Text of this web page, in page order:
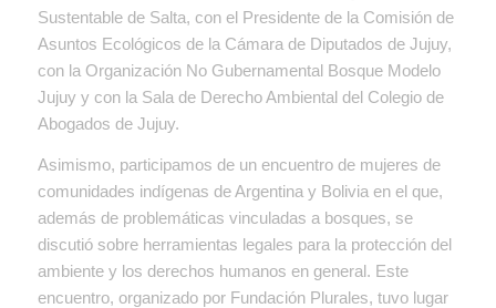
Sustentable de Salta, con el Presidente de la Comisión de
Asuntos Ecológicos de la Cámara de Diputados de Jujuy,
con la Organización No Gubernamental Bosque Modelo
Jujuy y con la Sala de Derecho Ambiental del Colegio de
Abogados de Jujuy.
Asimismo, participamos de un encuentro de mujeres de
comunidades indígenas de Argentina y Bolivia en el que,
además de problemáticas vinculadas a bosques, se
discutió sobre herramientas legales para la protección del
ambiente y los derechos humanos en general. Este
encuentro, organizado por Fundación Plurales, tuvo lugar